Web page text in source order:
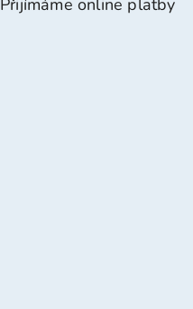
Přijímáme online platby